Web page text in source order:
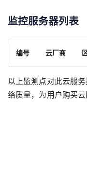
监控服务器列表
编号 云厂商
以上监测点对此云服
络质量，为用户购买云